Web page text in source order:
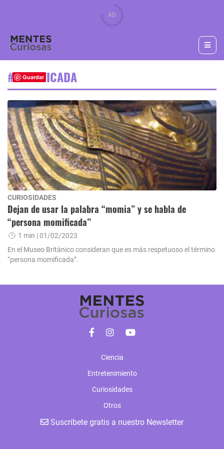
#MOMIFICADA
CURIOSIDADES
Dejan de usar la palabra “momia” y se habla de
“persona momificada”
1 min | 01/02/2023
En el Museo Británico consideran que es más respetuoso el término
“persona momificada”.
Ciencia
Entretenimiento
Curiosidades
Otros
Suscribete gratis a nuestro Newsletter
Guardar